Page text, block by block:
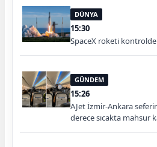
DÜNYA
15:30
SpaceX roketi
GÜNDEM
15:26
AJet İzmir-Ankara
derece sıcakta mahsur